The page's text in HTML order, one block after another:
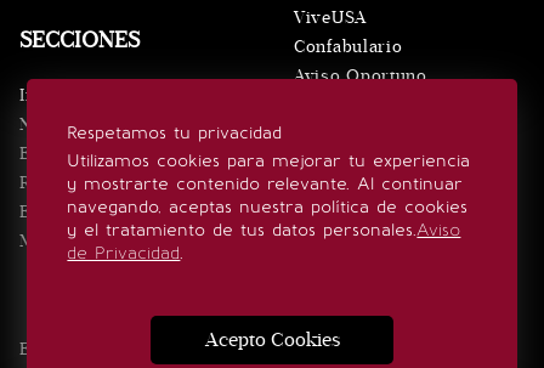
Respetamos tu privacidad
Utilizamos cookies para mejorar tu experiencia
y mostrarte contenido relevante. Al continuar
navegando, aceptas nuestra política de cookies
y el tratamiento de tus datos personales.Aviso
de Privacidad.
Acepto Cookies
SECCIONES
Inicio
Noticias
Eventos
Realeza
Estilo de vida
Minuto x Minuto
ViveUSA
Confabulario
Aviso Oportuno
SÍGUENOS
Edición Impresa Noticias Quiénes somos